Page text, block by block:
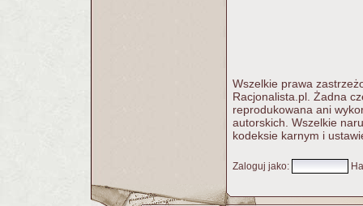
Wszelkie prawa
Racjonalista.pl. Żadna
reprodukowana ani
autorskich. Wszelkie
kodeksie karnym i
Zaloguj jako: